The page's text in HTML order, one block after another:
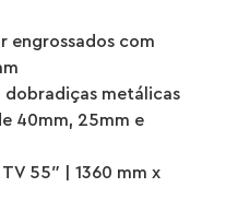
engrossados com
dobradiças metálicas
40mm, 25mm e
55″ | 1360 mm x